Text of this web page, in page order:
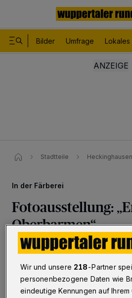
Bilder Umfrage Lokales
Stadtteile
In der Färberei
Fotoausstellung:
Oberbarmen“
Wuppertal·„Embassy of
Färberei (Peter-Hansen-Platz
Wir und unsere 218-Partner
personenbezogene Daten wie
eindeutige Kennungen auf Ihrem